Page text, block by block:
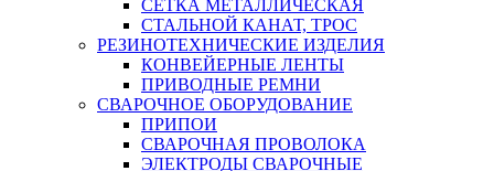
СЕТКА МЕТАЛЛИЧЕСКАЯ
СТАЛЬНОЙ КАНАТ, ТРОС
РЕЗИНОТЕХНИЧЕСКИЕ ИЗДЕЛИЯ
КОНВЕЙЕРНЫЕ ЛЕНТЫ
ПРИВОДНЫЕ РЕМНИ
СВАРОЧНОЕ ОБОРУДОВАНИЕ
ПРИПОИ
СВАРОЧНАЯ ПРОВОЛОКА
ЭЛЕКТРОДЫ СВАРОЧНЫЕ